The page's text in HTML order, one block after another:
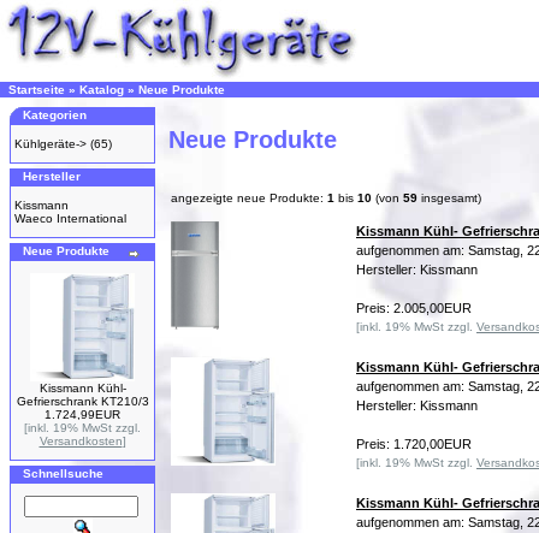
Startseite » Katalog » Neue Produkte
Kategorien
Kühlgeräte-> (65)
Hersteller
Kissmann
Waeco International
Neue Produkte
Kissmann Kühl-
Gefrierschrank KT210/3
1.724,99EUR
[inkl. 19% MwSt zzgl.
Versandkosten]
Schnellsuche
Neue Produkte
angezeigte neue Produkte: 1 bis 10 (von 59 insgesamt)
Kissmann Kühl-
aufgenommen am: Samstag,
Hersteller: Kissmann
Preis: 2.005,00EUR
[inkl. 19% MwSt zzgl.
Kissmann Kühl-
aufgenommen am: Samstag,
Hersteller: Kissmann
Preis: 1.720,00EUR
[inkl. 19% MwSt zzgl.
Kissmann Kühl-
aufgenommen am: Samstag,